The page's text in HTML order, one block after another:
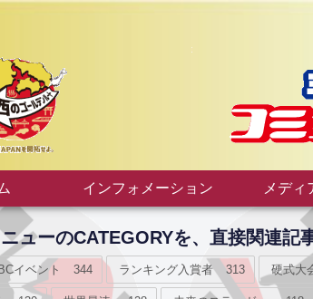
インフォメーション メディ
ューのCATEGORYを、直接関連記
イベント 344 ランキング入賞者 313 硬式大